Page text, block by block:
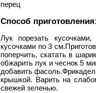
перец
Способ
Лук порезать
кусочками по 3
поперчить, скатать в
обжарить лук и чеснок 5
добавить
крышкой. Варить на
свежей зеленью.